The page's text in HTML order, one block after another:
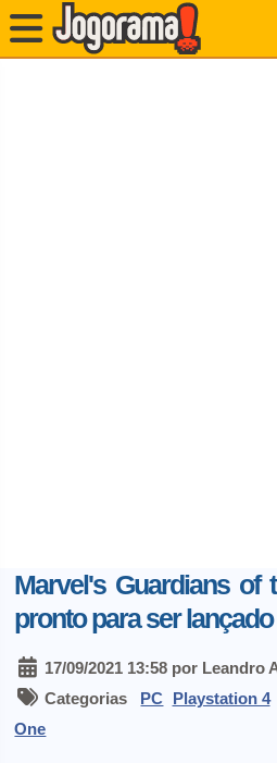
Marvel's Guardians of
pronto para ser lançado
17/09/2021 13:58 por Leandro
Categorias PC Playstation 4
One